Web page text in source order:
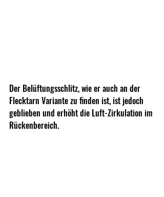
Der Belüftungsschlitz, wie er auch an der
Flecktarn Variante zu finden ist, ist jedoch
geblieben und erhöht die Luft-Zirkulation im
Rückenbereich.